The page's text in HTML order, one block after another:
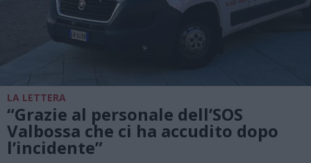
LA LETTERA
“Grazie al personale dell’SOS
Valbossa che ci ha accudito dopo
l’incidente”